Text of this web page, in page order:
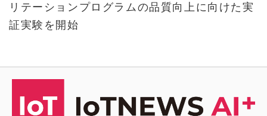
リテーションプログラムの品質向上に向けた実
証実験を開始